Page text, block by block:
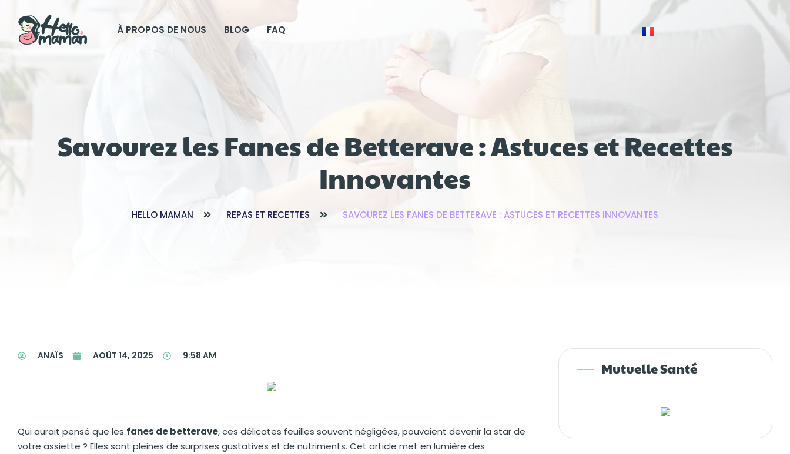
À PROPOS DE NOUS BLOG FAQ
Savourez les Fanes de Betterave : Astuces et Recettes
Innovantes
HELLO MAMAN REPAS ET RECETTES SAVOUREZ LES FANES DE BETTERAVE : ASTUCES ET RECETTES INNOVANTES
ANAÏS AOÛT 14, 2025 9:58 AM
Qui aurait pensé que les fanes de betterave, ces délicates feuilles souvent négligées, pouvaient devenir la star de
votre assiette ? Elles sont pleines de surprises gustatives et de nutriments. Cet article met en lumière des
Mutuelle Santé